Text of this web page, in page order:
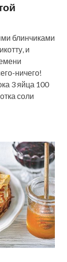
блинчиками
и
ничего!
3 яйца 100
соли